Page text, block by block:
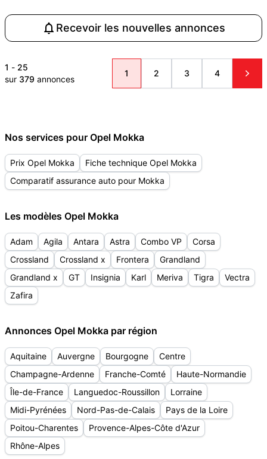
Recevoir les nouvelles annonces
1 - 25
sur 379 annonces
1 2 3 4
Nos services pour Opel Mokka
Prix Opel Mokka
Fiche technique Opel Mokka
Comparatif assurance auto pour Mokka
Les modèles Opel Mokka
Adam Agila Antara Astra Combo VP
Corsa
Crossland
Crossland x Frontera
Grandland
Grandland x
GT Insignia Karl Meriva Tigra
Vectra
Zafira
Annonces Opel Mokka par région
Aquitaine Auvergne Bourgogne
Centre
Champagne-Ardenne
Franche-Comté
Haute-Normandie
Île-de-France
Languedoc-Roussillon
Lorraine
Midi-Pyrénées
Nord-Pas-de-Calais
Pays de la Loire
Poitou-Charentes
Provence-Alpes-Côte d'Azur
Rhône-Alpes